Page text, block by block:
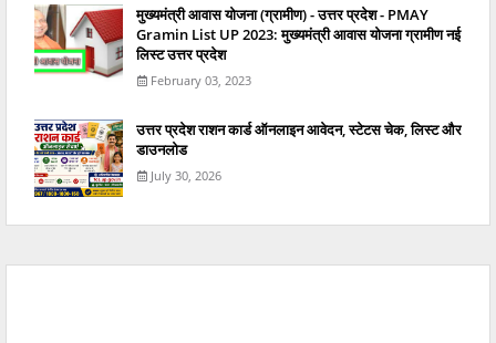
मुख्यमंत्री आवास योजना (ग्रामीण) - उत्तर प्रदेश - PMAY
Gramin List UP 2023: मुख्यमंत्री आवास योजना ग्रामीण नई
लिस्ट उत्तर प्रदेश
February 03, 2023
उत्तर प्रदेश राशन कार्ड ऑनलाइन आवेदन, स्टेटस चेक, लिस्ट और
डाउनलोड
July 30, 2026